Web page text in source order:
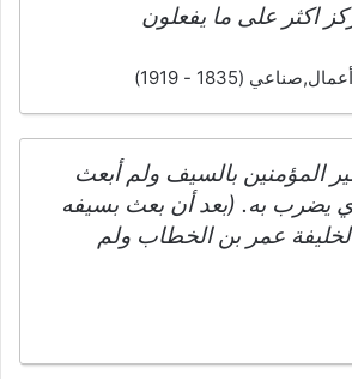
اكثر على ما يفعلون
(1835 - 1919)
المؤمنين بالسيف ولم أبعث
يضرب به. (بعد أن بعث بسيفه
عمر بن الخطاب ولم